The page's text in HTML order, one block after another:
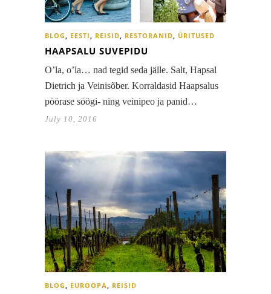
BLOG, EESTI, REISID, RESTORANID, ÜRITUSED
HAAPSALU SUVEPIDU
O’la, o’la… nad tegid seda jälle. Salt, Hapsal
Dietrich ja Veinisõber. Korraldasid Haapsalus
pöörase söögi- ning veinipeo ja panid…
July 10, 2016
BLOG, EUROOPA, REISID